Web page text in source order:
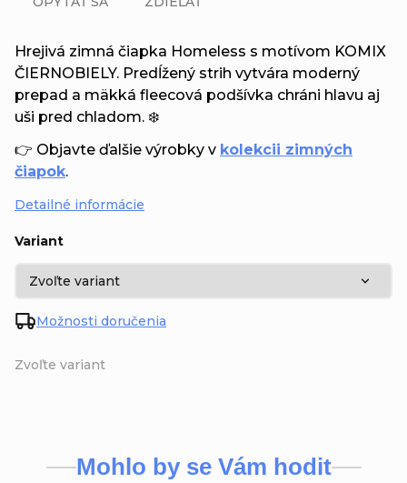
Zvoľte variant
Variant
Možnosti doručenia
Hrejivá zimná čiapka Homeless s motívom KOMIX
ČIERNOBIELY. Predĺžený strih vytvára moderný
prepad a mäkká fleecová podšívka chráni hlavu aj
uši pred chladom. ❄️
👉 Objavte ďalšie výrobky v kolekcii zimných
čiapok.
Detailné informácie
Mohlo by se Vám hodit